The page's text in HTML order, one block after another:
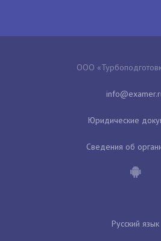
ООО
Юридические
Сведения об
Русский язык